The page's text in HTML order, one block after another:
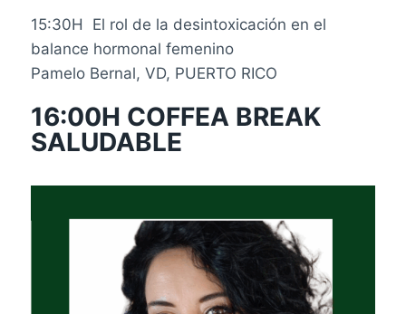
15:30H El rol de la desintoxicación en el
balance hormonal femenino
Pamelo Bernal, VD, PUERTO RICO
16:00H COFFEA BREAK
SALUDABLE